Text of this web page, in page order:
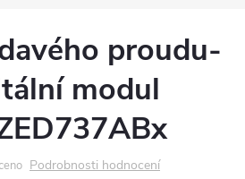
proudu-
modul
Podrobnosti hodnocení